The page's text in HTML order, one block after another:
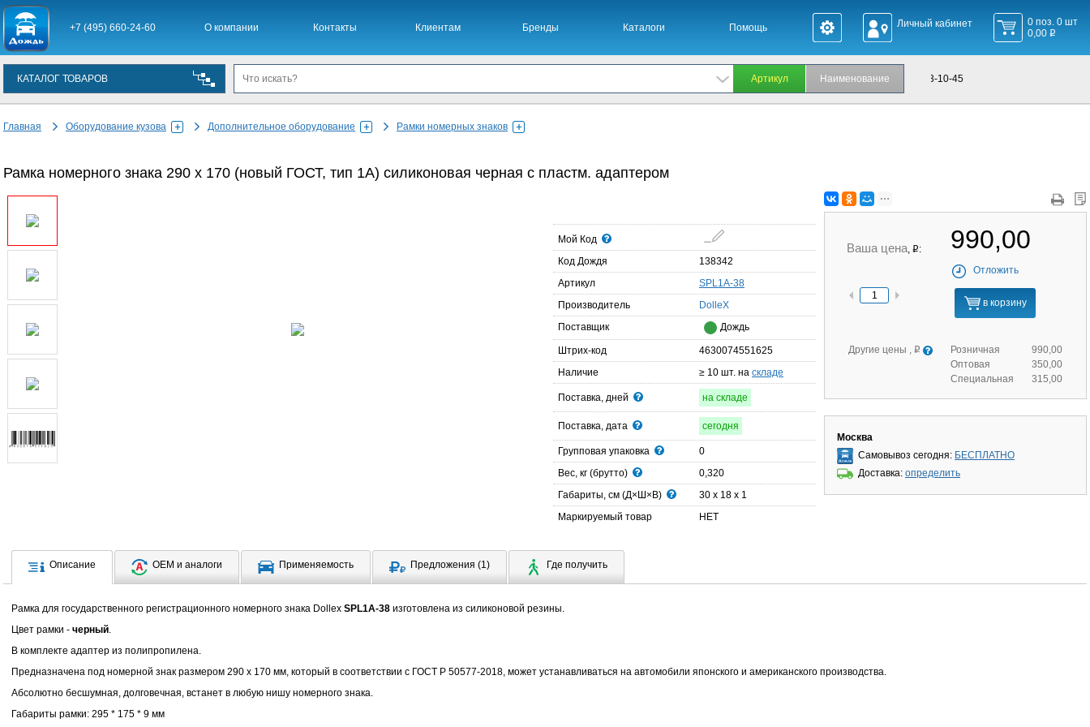
+7 (495) 660-24-60 О компании Контакты Клиентам Бренды Каталоги Помощь Личный кабинет
0 поз. 0 шт
0,00q
КАТАЛОГ ТОВАРОВ
Главная Оборудование кузова Дополнительное оборудование Рамки номерных знаков
Офис +7 495 660-24-60, Интернет-магазин +7 916 923-10-45
Рамка номерного знака 290 х 170 (новый ГОСТ, тип 1А) силиконовая черная с пластм. адаптером
Ваша цена, q : 990,00
Отложить
в корзину
Другие цены , q Розничная
990,00
Оптовая
350,00
Специальная
315,00
Москва
Самовывоз сегодня: БЕСПЛАТНО
Доставка: определить
Мой Код
Код Дождя
138342
Артикул
SPL1A-38
Производитель
DolleX
Поставщик
Дождь
Штрих-код
4630074551625
Наличие
≥ 10 шт. на складе
Поставка, дней на складе
Поставка, дата сегодня
Групповая упаковка
0
Вес, кг (брутто)
0,320
Габариты, см (Д×Ш×В)
30 x 18 x 1
Маркируемый товар
НЕТ
Описание OEM и аналоги Применяемость Предложения (1) Где получить
Рамка для государственного регистрационного номерного знака Dollex SPL1A-38 изготовлена из силиконовой резины.
Цвет рамки - черный.
В комплекте адаптер из полипропилена.
Предназначена под номерной знак размером 290 х 170 мм, который в соответствии с ГОСТ Р 50577-2018, может устанавливаться на автомобили японского и американского производства.
Абсолютно бесшумная, долговечная, встанет в любую нишу номерного знака.
Габариты рамки: 295 * 175 * 9 мм